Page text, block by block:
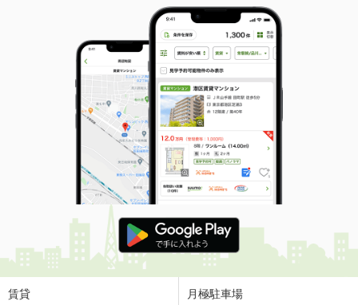
賃貸 月極駐車場